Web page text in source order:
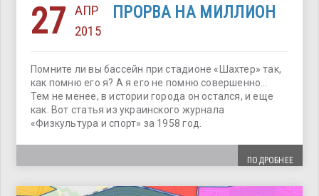
27 АПР
2015
ПРОРВА НА МИЛЛИОН
Помните ли вы бассейн при стадионе «Шахтер» так,
как помню его я? А я его не помню совершенно…
Тем не менее, в истории города он остался, и еще
как. Вот статья из украинского журнала
«Физкультура и спорт» за 1958 год.
ПОДРОБНЕЕ